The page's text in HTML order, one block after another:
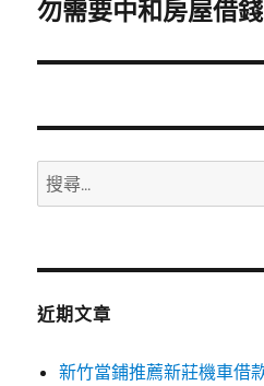
一
文
勿需要中和房屋借錢
搜
尋
鍵
近期文章
新竹當鋪推薦新莊機車借